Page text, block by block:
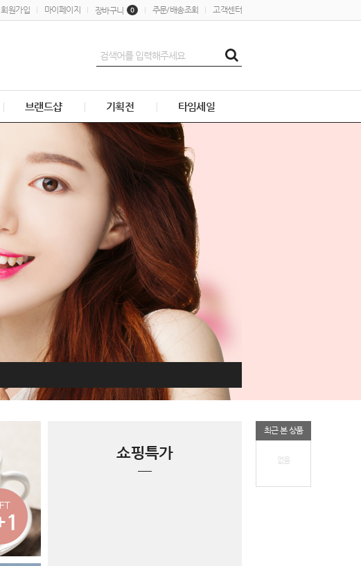
회원가입 마이페이지 장바구니 0 주문/배송조회 고객센터
브랜드샵 기획전 타임세일
최근 본 상품
없음
쇼핑특가